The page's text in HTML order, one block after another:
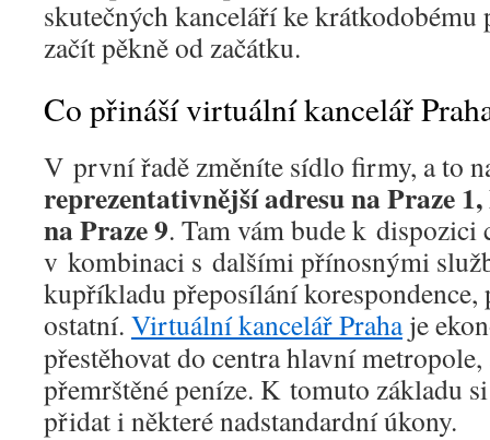
skutečných kanceláří ke krátkodobému
začít pěkně od začátku.
Co přináší virtuální kancelář
V první řadě změníte sídlo firmy, a to
reprezentativnější adresu na Praze 1,
na Praze 9. Tam vám bude k dispozici
v kombinaci s dalšími přínosnými
kupříkladu přeposílání korespondence,
ostatní. Virtuální kancelář Prahaje
přestěhovat do centra hlavní
přemrštěné peníze. K tomuto základu
přidat i některé nadstandardní úkony.